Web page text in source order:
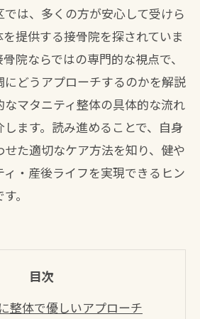
は、多くの方が安心して受けら
提供する接骨院を探されていま
院ならではの専門的な視点で、
どうアプローチするのかを解説
なマタニティ整体の具体的な流れ
ます。読み進めることで、自身
た適切なケア方法を知り、健や
・産後ライフを実現できるヒン
。
目次
整体で優しいアプローチ